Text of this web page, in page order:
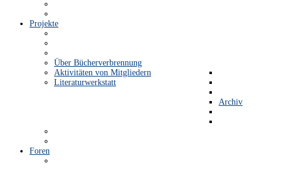
Projekte
Über Bücherverbrennung
Aktivitäten von Mitgliedern
Literaturwerkstatt
Archiv
Foren